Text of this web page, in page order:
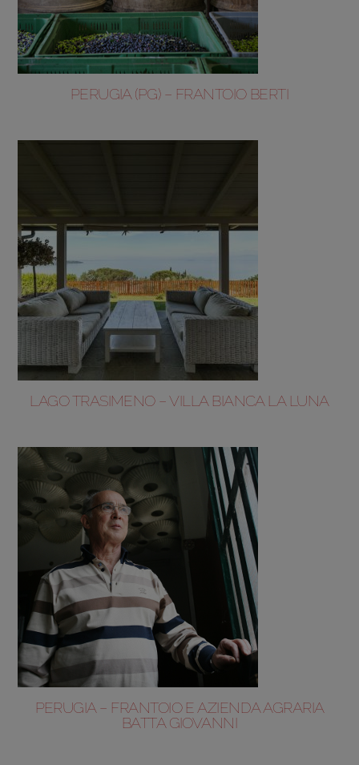
PERUGIA (PG) – FRANTOIO BERTI
LAGO TRASIMENO – VILLA BIANCA LA LUNA
PERUGIA – FRANTOIO E AZIENDA AGRARIA
BATTA GIOVANNI